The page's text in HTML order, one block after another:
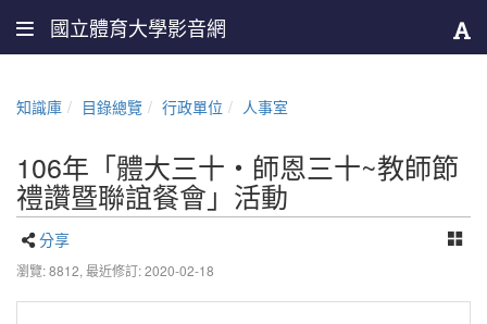
國立體育大學影音網
知識庫 目錄總覽 行政單位 人事室
106年「體大三十・師恩三十~教師節
禮讚暨聯誼餐會」活動
分享
瀏覽: 8812, 最近修訂: 2020-02-18